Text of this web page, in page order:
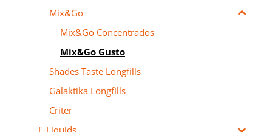
Mix&Go
Mix&Go Concentrados
Mix&Go Gusto
Shades Taste Longfills
Galaktika Longfills
Criter
E-Liquids